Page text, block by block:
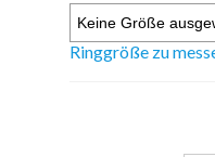
Ringgröße zu